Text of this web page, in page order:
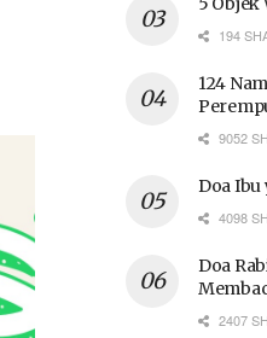
194
124
9052
Doa
4098
Doa
2407